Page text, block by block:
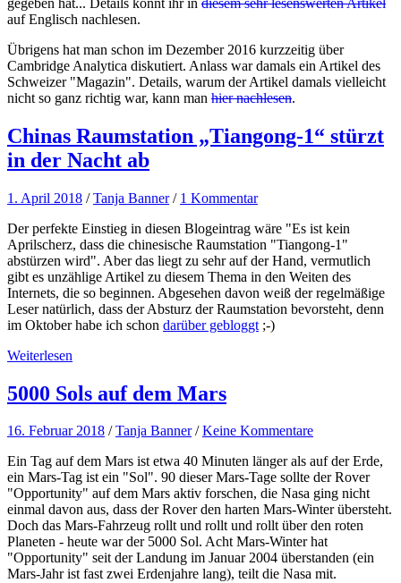
auf Englisch nachlesen.
Übrigens hat man schon im Dezember 2016 kurzzeitig über
Cambridge Analytica diskutiert. Anlass war damals ein Artikel des
Schweizer "Magazin". Details, warum der Artikel damals vielleicht
nicht so ganz richtig war, kann man hier nachlesen.
Chinas Raumstation „Tiangong-1“ stürzt
in der Nacht ab
1. April 2018 /Tanja Banner / 1 Kommentar
Der perfekte Einstieg in diesen Blogeintrag wäre "Es ist kein
Aprilscherz, dass die chinesische Raumstation "Tiangong-1"
abstürzen wird". Aber das liegt zu sehr auf der Hand, vermutlich
gibt es unzählige Artikel zu diesem Thema in den Weiten des
Internets, die so beginnen. Abgesehen davon weiß der regelmäßige
Leser natürlich, dass der Absturz der Raumstation bevorsteht, denn
im Oktober habe ich schon darüber gebloggt ;-)
Weiterlesen
5000 Sols auf dem Mars
16. Februar 2018 /Tanja Banner /Keine Kommentare
Ein Tag auf dem Mars ist etwa 40 Minuten länger als auf der Erde,
ein Mars-Tag ist ein "Sol". 90 dieser Mars-Tage sollte der Rover
"Opportunity" auf dem Mars aktiv forschen, die Nasa ging nicht
einmal davon aus, dass der Rover den harten Mars-Winter übersteht.
Doch das Mars-Fahrzeug rollt und rollt und rollt über den roten
Planeten - heute war der 5000 Sol. Acht Mars-Winter hat
"Opportunity" seit der Landung im Januar 2004 überstanden (ein
Mars-Jahr ist fast zwei Erdenjahre lang), teilt die Nasa mit.